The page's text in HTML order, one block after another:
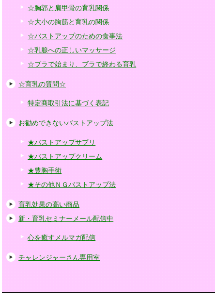
☆胸郭と肩甲骨の育乳関係
☆大小の胸筋と育乳の関係
☆バストアップのための食事法
☆乳腺への正しいマッサージ
☆ブラで始まり、ブラで終わる育乳
☆育乳の質問☆
特定商取引法に基づく表記
お勧めできないバストアップ法
★バストアップサプリ
★バストアップクリーム
★豊胸手術
★その他ＮＧバストアップ法
育乳効果の高い商品
新・育乳セミナーメール配信中
心を癒すメルマガ配信
チャレンジャーさん専用室